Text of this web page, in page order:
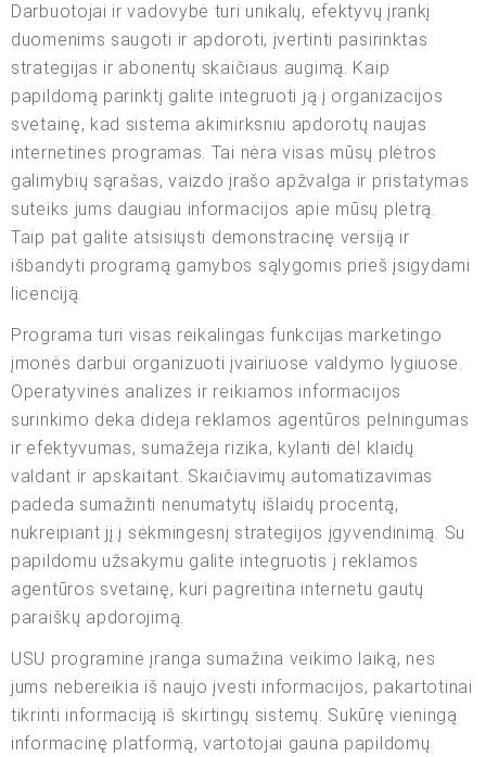
Darbuotojai ir vadovybė turi unikalų, efektyvų įrankį
duomenims saugoti ir apdoroti, įvertinti pasirinktas
strategijas ir abonentų skaičiaus augimą. Kaip
papildomą parinktį galite integruoti ją į organizacijos
svetainę, kad sistema akimirksniu apdorotų naujas
internetines programas. Tai nėra visas mūsų plėtros
galimybių sąrašas, vaizdo įrašo apžvalga ir pristatymas
suteiks jums daugiau informacijos apie mūsų plėtrą.
Taip pat galite atsisiųsti demonstracinę versiją ir
išbandyti programą gamybos sąlygomis prieš įsigydami
licenciją.
Programa turi visas reikalingas funkcijas marketingo
įmonės darbui organizuoti įvairiuose valdymo lygiuose.
Operatyvinės analizės ir reikiamos informacijos
surinkimo dėka didėja reklamos agentūros pelningumas
ir efektyvumas, sumažėja rizika, kylanti dėl klaidų
valdant ir apskaitant. Skaičiavimų automatizavimas
padeda sumažinti nenumatytų išlaidų procentą,
nukreipiant jį į sėkmingesnį strategijos įgyvendinimą. Su
papildomu užsakymu galite integruotis į reklamos
agentūros svetainę, kuri pagreitina internetu gautų
paraiškų apdorojimą.
USU programinė įranga sumažina veikimo laiką, nes
jums nebereikia iš naujo įvesti informacijos, pakartotinai
tikrinti informaciją iš skirtingų sistemų. Sukūrę vieningą
informacinę platformą, vartotojai gauna papildomų